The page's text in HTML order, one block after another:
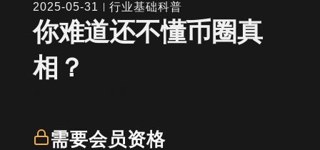
2025-05-31 行业基础科普
你难道还不懂币圈真
相？
需要会员资格